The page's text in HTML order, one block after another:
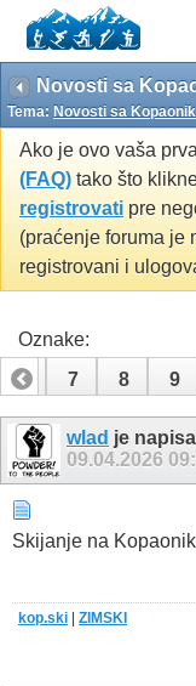
Novosti sa
Tema: Novosti sa
Ako je ovo vaša
(FAQ) tako što
registrovati pre
(praćenje foruma je
registrovani i
Oznake:
6
7 8 9
wlad je
09.04.2026
Skijanje na
kop.ski ZIMSKI